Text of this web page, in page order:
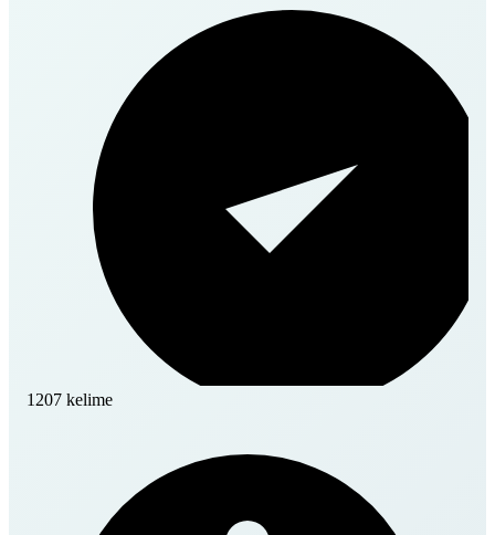
1207 kelime